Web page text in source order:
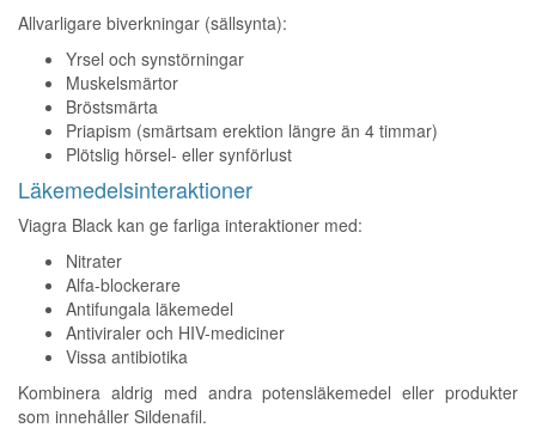
Allvarligare biverkningar (sällsynta):
Yrsel och synstörningar
Muskelsmärtor
Bröstsmärta
Priapism (smärtsam erektion längre än 4 timmar)
Plötslig hörsel- eller synförlust
Läkemedelsinteraktioner
Viagra Black kan ge farliga interaktioner med:
Nitrater
Alfa-blockerare
Antifungala läkemedel
Antiviraler och HIV-mediciner
Vissa antibiotika
Kombinera aldrig med andra potensläkemedel eller produkter
som innehåller Sildenafil.